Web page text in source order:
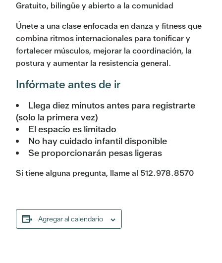
Gratuito, bilingüe y abierto a la comunidad
Únete a una clase enfocada en danza y fitness que
combina ritmos internacionales para tonificar y
fortalecer músculos, mejorar la coordinación, la
postura y aumentar la resistencia general.
Infórmate antes de ir
Llega diez minutos antes para registrarte
(solo la primera vez)
El espacio es limitado
No hay cuidado infantil disponible
Se proporcionarán pesas ligeras
Si tiene alguna pregunta, llame al 512.978.8570
Agregar al calendario